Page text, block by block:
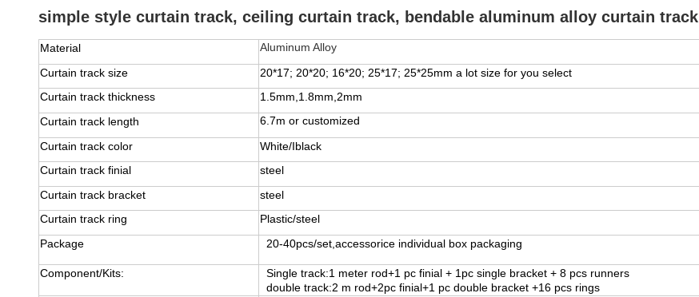
simple style curtain track, ceiling curtain track, bendable aluminum alloy curtain track
Material
Aluminum Alloy
Curtain track size
20*17; 20*20; 16*20; 25*17; 25*25mm a lot size for you select
Curtain track thickness
1.5mm,1.8mm,2mm
Curtain track length
6.7m or customized
Curtain track color
White/Iblack
Curtain track finial
steel
Curtain track bracket
steel
Curtain track ring
Plastic/steel
Package
20-40pcs/set,accessorice individual box packaging
Component/Kits:
Single track:1 meter rod+1 pc finial + 1pc single bracket + 8 pcs runners
double track:2 m rod+2pc finial+1 pc double bracket +16 pcs rings